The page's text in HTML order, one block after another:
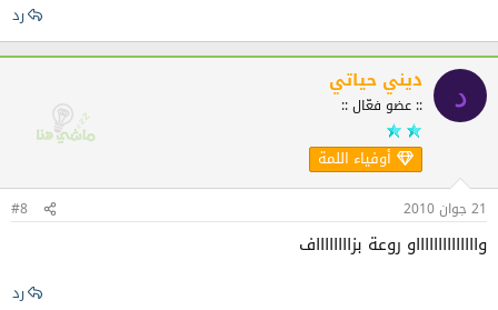
رد
د ديني حياتي
:: عضو فعّال ::
أوفياء اللمة
21 جوان 2010 #8
وااااااااااااااو روعة بزااااااااف
رد